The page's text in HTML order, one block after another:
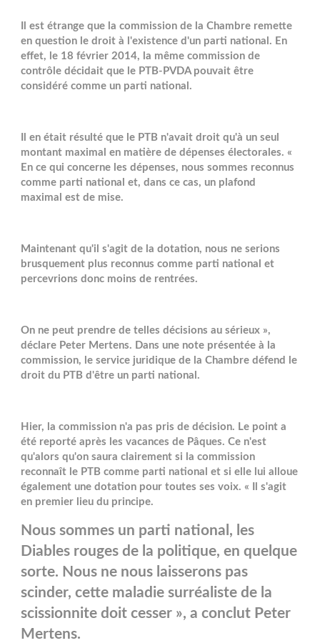
Il est étrange que la commission de la Chambre remette
en question le droit à l'existence d'un parti national. En
effet, le 18 février 2014, la même commission de
contrôle décidait que le PTB-PVDA pouvait être
considéré comme un parti national.
Il en était résulté que le PTB n'avait droit qu'à un seul
montant maximal en matière de dépenses électorales. «
En ce qui concerne les dépenses, nous sommes reconnus
comme parti national et, dans ce cas, un plafond
maximal est de mise.
Maintenant qu'il s'agit de la dotation, nous ne serions
brusquement plus reconnus comme parti national et
percevrions donc moins de rentrées.
On ne peut prendre de telles décisions au sérieux »,
déclare Peter Mertens. Dans une note présentée à la
commission, le service juridique de la Chambre défend le
droit du PTB d'être un parti national.
Hier, la commission n'a pas pris de décision. Le point a
été reporté après les vacances de Pâques. Ce n'est
qu'alors qu'on saura clairement si la commission
reconnaît le PTB comme parti national et si elle lui alloue
également une dotation pour toutes ses voix. « Il s'agit
en premier lieu du principe.
Nous sommes un parti national, les
Diables rouges de la politique, en quelque
sorte. Nous ne nous laisserons pas
scinder, cette maladie surréaliste de la
scissionnite doit cesser », a conclut Peter
Mertens.